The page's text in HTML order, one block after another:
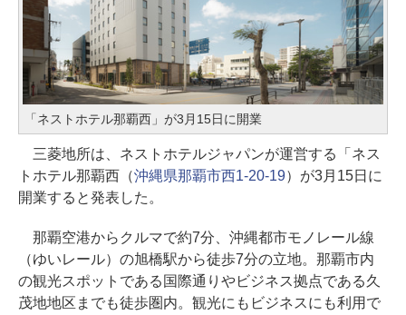
「ネストホテル那覇西」が3月15日に開業
三菱地所は、ネストホテルジャパンが運営する「ネス
トホテル那覇西（沖縄県那覇市西1-20-19）が3月15日に
開業すると発表した。
那覇空港からクルマで約7分、沖縄都市モノレール線
（ゆいレール）の旭橋駅から徒歩7分の立地。那覇市内
の観光スポットである国際通りやビジネス拠点である久
茂地地区までも徒歩圏内。観光にもビジネスにも利用で